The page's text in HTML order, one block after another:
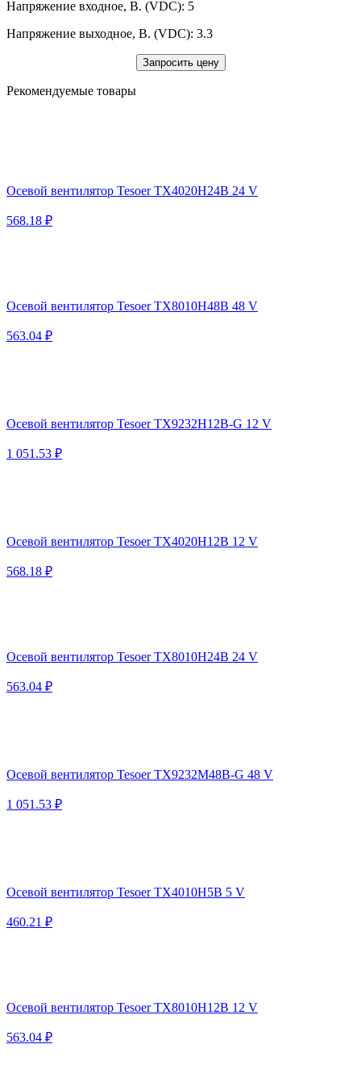
Напряжение входное, В. (VDC): 5
Напряжение выходное, В. (VDC): 3.3
Запросить цену
Рекомендуемые товары
Осевой вентилятор Tesoer TX4020H24B 24 V
568.18 ₽
Осевой вентилятор Tesoer TX8010H48B 48 V
563.04 ₽
Осевой вентилятор Tesoer TX9232H12B-G 12 V
1 051.53 ₽
Осевой вентилятор Tesoer TX4020H12B 12 V
568.18 ₽
Осевой вентилятор Tesoer TX8010H24B 24 V
563.04 ₽
Осевой вентилятор Tesoer TX9232M48B-G 48 V
1 051.53 ₽
Осевой вентилятор Tesoer TX4010H5B 5 V
460.21 ₽
Осевой вентилятор Tesoer TX8010H12B 12 V
563.04 ₽